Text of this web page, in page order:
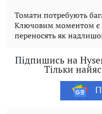
Томати потребують
Ключовим моментом є
переносять як
Підпишись на
Тільки